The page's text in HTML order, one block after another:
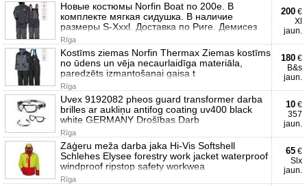
Новые костюмы Norfin Boat по 200е. В
комплекте мягкая сидушка. В наличие
размеры S-Xxxl. Доставка по Риге. Демисез
Rīga
200 €
Xl
jaun.
Kostīms ziemas Norfin Thermax Ziemas kostīms
no ūdens un vēja necaurlaidīga materiāla,
paredzēts izmantošanai gaisa t
Rīga
180 €
B&s
jaun.
Uvex 9192082 pheos guard transformer darba
brilles ar aukliņu antifog coating uv400 black
white GERMANY Drošības Darb
Rīga
10 €
357
jaun.
Zāģeru meža darba jaka Hi-Vis Softshell
Schlehes Elysee forestry work jacket waterproof
windproof ripstop safety workwea
Rīga
65 €
Slx
jaun.